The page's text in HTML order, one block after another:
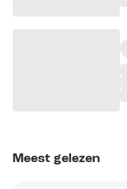
Meest gelezen